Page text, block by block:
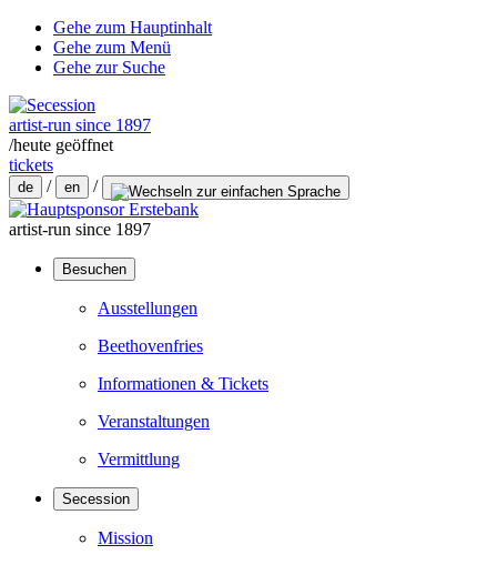
Gehe zum Hauptinhalt
Gehe zum Menü
Gehe zur Suche
artist-run since 1897
/heute geöffnet
tickets
de / en /
artist-run since 1897
Besuchen
Ausstellungen
Beethovenfries
Informationen & Tickets
Veranstaltungen
Vermittlung
Secession
Mission